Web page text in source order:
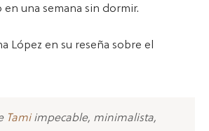
en una semana sin dormir.
López en su reseña sobre el
Tamiimpecable, minimalista,